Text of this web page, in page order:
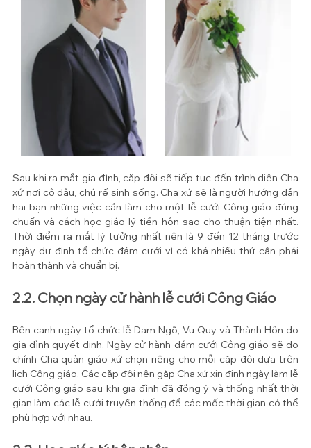
Sau khi ra mắt gia đình, cặp đôi sẽ tiếp tục đến trình diện Cha
xứ nơi cô dâu, chú rể sinh sống. Cha xứ sẽ là người hướng dẫn
hai bạn những việc cần làm cho một lễ cưới Công giáo đúng
chuẩn và cách học giáo lý tiền hôn sao cho thuận tiện nhất.
Thời điểm ra mắt lý tưởng nhất nên là 9 đến 12 tháng trước
ngày dự định tổ chức đám cưới vì có khá nhiều thứ cần phải
hoàn thành và chuẩn bị.
2.2. Chọn ngày cử hành lễ cưới Công Giáo
Bên cạnh ngày tổ chức lễ Dạm Ngõ, Vu Quy và Thành Hôn do
gia đình quyết định. Ngày cử hành đám cưới Công giáo sẽ do
chính Cha quản giáo xứ chọn riêng cho mỗi cặp đôi dựa trên
lịch Công giáo. Các cặp đôi nên gặp Cha xứ xin định ngày làm lễ
cưới Công giáo sau khi gia đình đã đồng ý và thống nhất thời
gian làm các lễ cưới truyền thống để các mốc thời gian có thể
phù hợp với nhau.